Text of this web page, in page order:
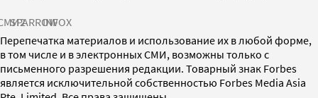
SPARROWINFOX
Перепечатка материалов и использование их в любой форме,
в том числе и в электронных СМИ, возможны только с
письменного разрешения редакции. Товарный знак Forbes
является исключительной собственностью Forbes Media Asia